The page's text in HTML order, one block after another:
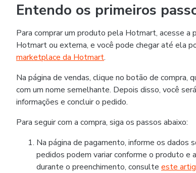
Entendo os primeiros
Para comprar um produto pela Hotmart, acesse a
Hotmart ou externa, e você pode chegar até ela
marketplace da Hotmart.
Na página de vendas, clique no botão de compra,
com um nome semelhante. Depois disso, você
informações e concluir o pedido.
Para seguir com a compra, siga os passos abaixo:
Na página de pagamento, informe os dados
pedidos podem variar conforme o produto e
durante o preenchimento, consulte este